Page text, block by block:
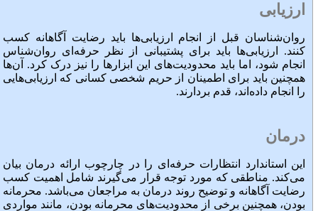
ارزیابی
روان‌شناسان قبل از انجام ارزیابی‌ها باید رضایت آگاهانه کسب
کنند. ارزیابی‌ها باید برای پشتیبانی از نظر حرفه‌ای روان‌شناس
انجام شود، اما باید محدودیت‌های این ابزارها را نیز درک کرد. آن‌ها
همچنین باید برای اطمینان از حریم شخصی کسانی که ارزیابی‌هایی
را انجام داده‌اند، قدم بردارند.
درمان
این استاندارد انتظارات حرفه‌ای را در چارچوب ارائه درمان بیان
می‌کند. مناطقی که مورد توجه قرار می‌گیرند شامل اهمیت کسب
رضایت آگاهانه و توضیح روند درمان به مراجعان می‌باشد. محرمانه
بودن، همچنین برخی از محدودیت‌های محرمانه بودن، مانند مواردی